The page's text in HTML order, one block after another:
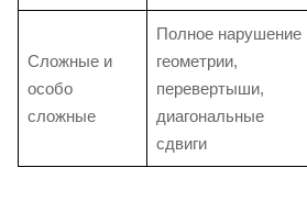
Сложные и
особо
сложные
Полное нарушение
геометрии,
перевертыши,
диагональные
сдвиги